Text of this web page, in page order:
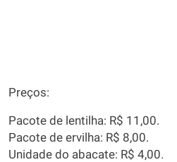
Preços:
Pacote de lentilha: R$ 11,00.
Pacote de ervilha: R$ 8,00.
Unidade do abacate: R$ 4,00.